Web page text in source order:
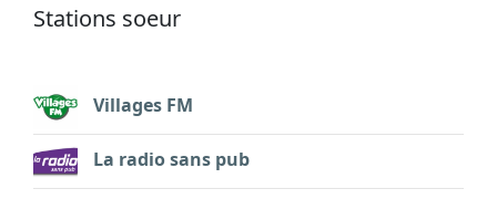
Stations soeur
Villages FM
La radio sans pub